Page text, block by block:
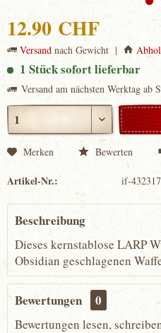
12.90 CHF
Versandnach Gewicht |
1 Stück sofort lieferbar
Versand am nächsten Werktag ab
Merken Bewerten
Artikel-Nr.: if-432317
Beschreibung
Dieses kernstablose LARP
Obsidian geschlagenen
Bewertungen 0
Bewertungen lesen,